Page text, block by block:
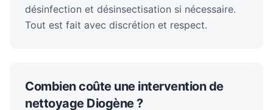
désinfection et désinsectisation si nécessaire.
Tout est fait avec discrétion et respect.
Combien coûte une intervention de
nettoyage Diogène ?